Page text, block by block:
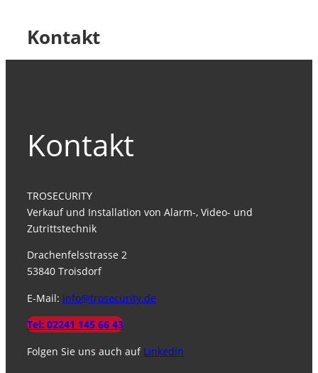
Kontakt
Kontakt
TROSECURITY
Verkauf und Installation von Alarm-, Video- und
Zutrittstechnik
Drachenfelsstrasse 2
53840 Troisdorf
E-Mail: info@trosecurity.de
Tel: 02241 145 66 43
Folgen Sie uns auch auf LinkedIn